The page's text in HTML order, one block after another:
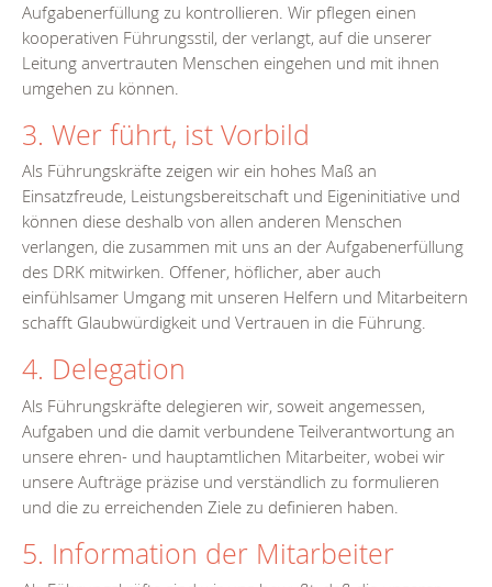
Aufgabenerfüllung zu kontrollieren. Wir pflegen einen
kooperativen Führungsstil, der verlangt, auf die unserer
Leitung anvertrauten Menschen eingehen und mit ihnen
umgehen zu können.
3. Wer führt, ist Vorbild
Als Führungskräfte zeigen wir ein hohes Maß an
Einsatzfreude, Leistungsbereitschaft und Eigeninitiative und
können diese deshalb von allen anderen Menschen
verlangen, die zusammen mit uns an der Aufgabenerfüllung
des DRK mitwirken. Offener, höflicher, aber auch
einfühlsamer Umgang mit unseren Helfern und Mitarbeitern
schafft Glaubwürdigkeit und Vertrauen in die Führung.
4. Delegation
Als Führungskräfte delegieren wir, soweit angemessen,
Aufgaben und die damit verbundene Teilverantwortung an
unsere ehren- und hauptamtlichen Mitarbeiter, wobei wir
unsere Aufträge präzise und verständlich zu formulieren
und die zu erreichenden Ziele zu definieren haben.
5. Information der Mitarbeiter